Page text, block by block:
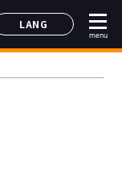
LANG
日本語
menu